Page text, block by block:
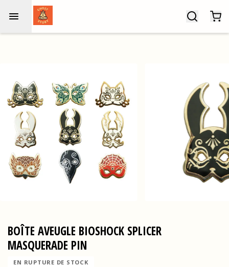
BOÎTE AVEUGLE BIOSHOCK SPLICER
MASQUERADE PIN
EN RUPTURE DE STOCK